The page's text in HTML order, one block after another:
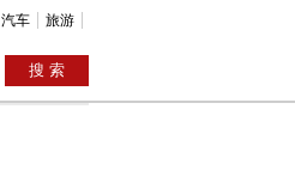
汽车 旅游